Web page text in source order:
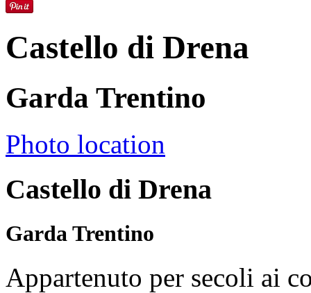
Castello di Drena
Garda Trentino
Photo location
Castello di Drena
Garda Trentino
Appartenuto per secoli ai